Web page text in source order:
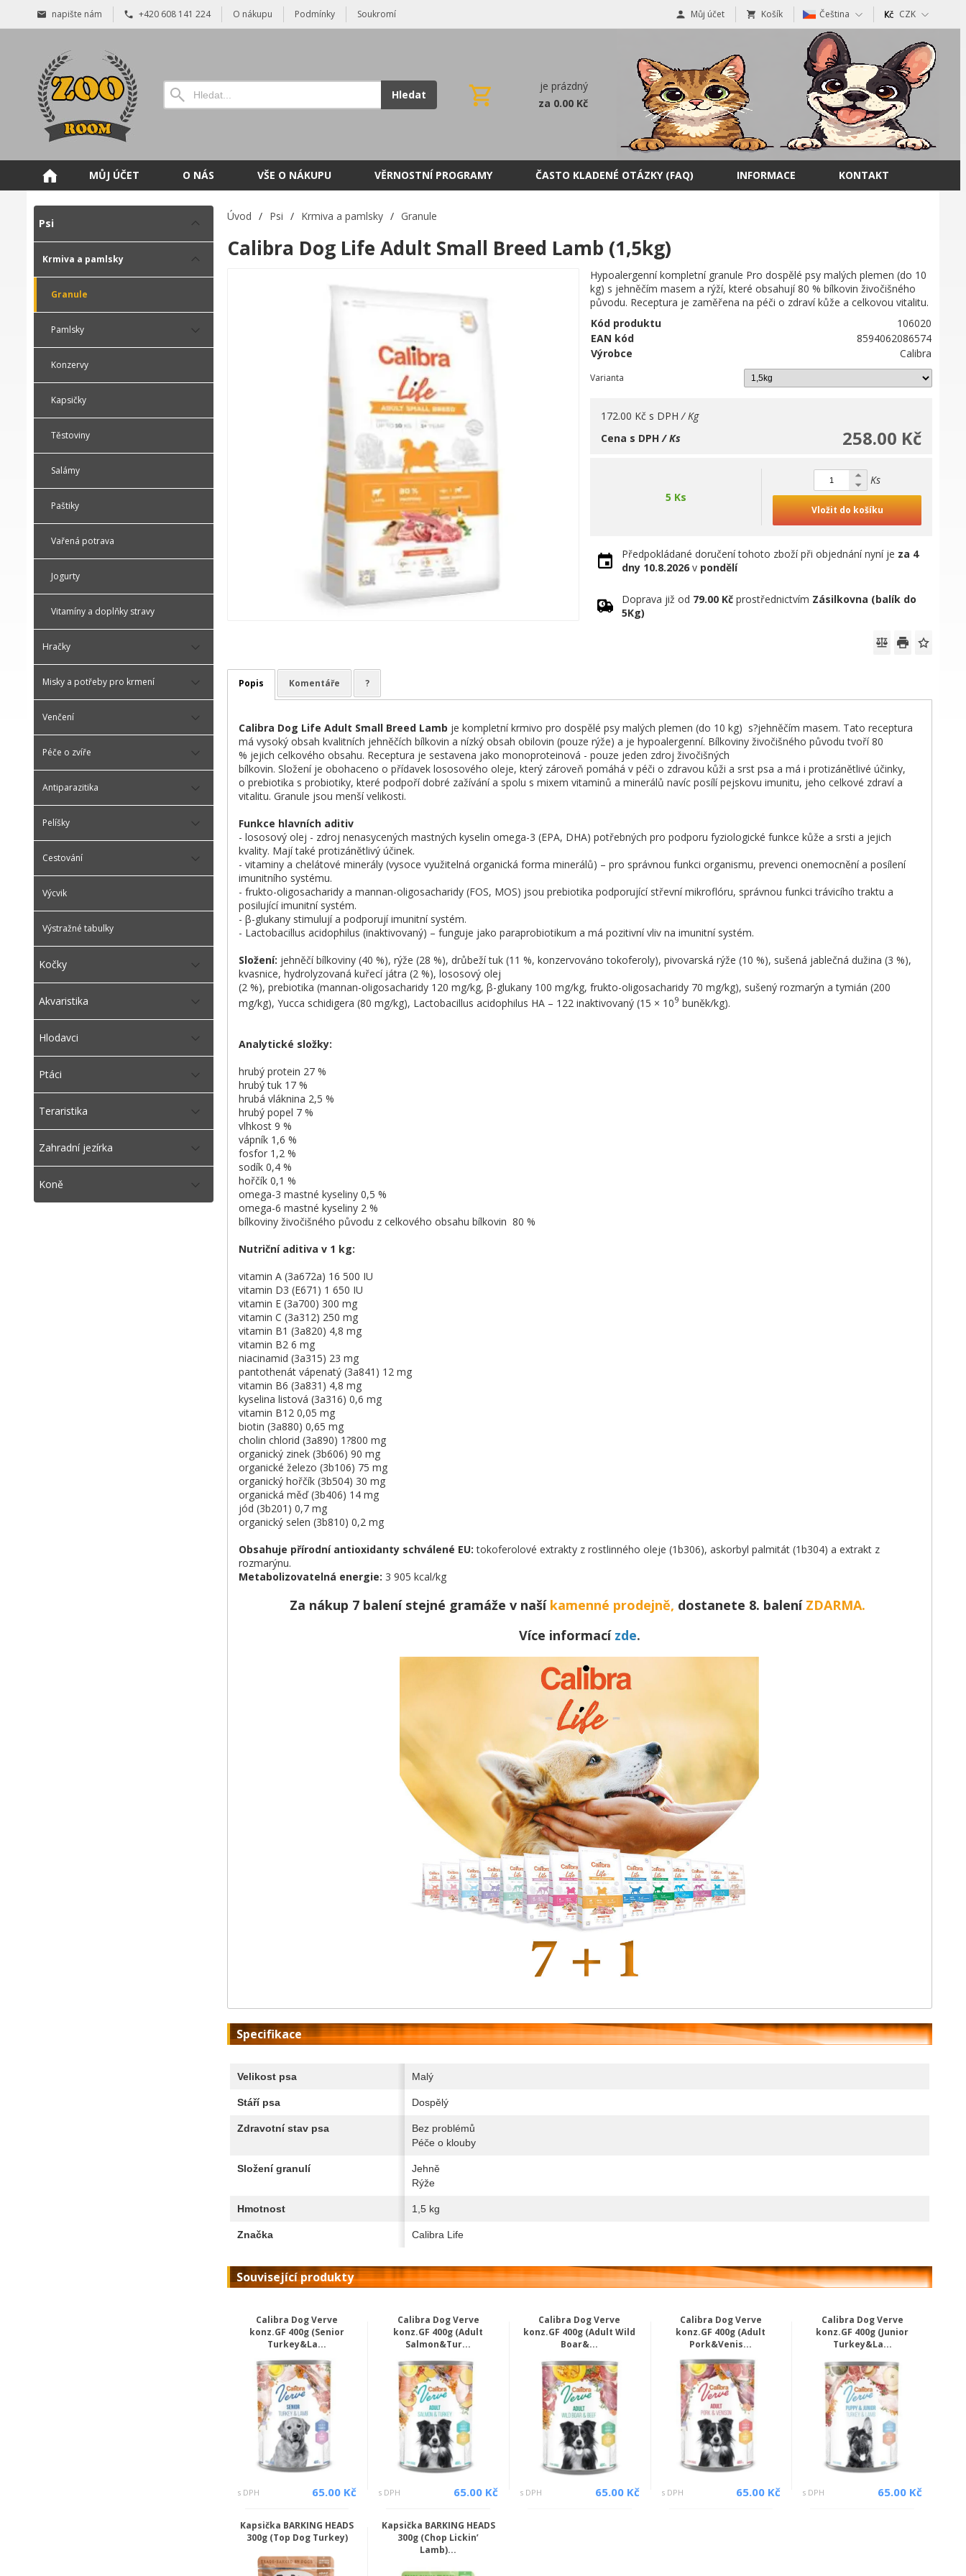
napište nám +420 608 141 224 O nákupu Podmínky Soukromí Můj účet Košík Čeština CZK
Hledat
je prázdný
za 0.00 Kč
MŮJ ÚČET O NÁS VŠE O NÁKUPU VĚRNOSTNÍ PROGRAMY ČASTO KLADENÉ OTÁZKY (FAQ) INFORMACE KONTAKT
Psi
Krmiva a pamlsky
Granule
Pamlsky
Konzervy
Kapsičky
Těstoviny
Salámy
Paštiky
Vařená potrava
Jogurty
Vitamíny a doplňky stravy
Hračky
Misky a potřeby pro krmení
Venčení
Péče o zvíře
Antiparazitika
Pelíšky
Cestování
Výcvik
Výstražné tabulky
Kočky
Akvaristika
Hlodavci
Ptáci
Teraristika
Zahradní jezírka
Koně
Úvod / Psi / Krmiva a pamlsky / Granule
Calibra Dog Life Adult Small Breed Lamb (1,5kg)
Hypoalergenní kompletní granule Pro dospělé psy malých plemen (do 10
kg) s jehněčím masem a rýží, které obsahují 80 % bílkovin živočišného
původu. Receptura je zaměřena na péči o zdraví kůže a celkovou vitalitu.
Kód produktu
106020
EAN kód
8594062086574
Výrobce
Calibra
Varianta
172.00 Kč s DPH / Kg
258.00 Kč
Cena s DPH/ Ks
5 Ks
Ks
Vložit do košíku
Předpokládané doručení tohoto zboží při objednání nyní je za 4
dny 10.8.2026 v pondělí
Doprava již od 79.00 Kč prostřednictvím Zásilkovna (balík do
5Kg)
Popis Komentáře ?
Calibra Dog Life Adult Small Breed Lamb je kompletní krmivo pro dospělé psy malých plemen (do 10 kg) s?jehněčím masem. Tato receptura
má vysoký obsah kvalitních jehněčích bílkovin a nízký obsah obilovin (pouze rýže) a je hypoalergenní. Bílkoviny živočišného původu tvoří 80
% jejich celkového obsahu. Receptura je sestavena jako monoproteinová - pouze jeden zdroj živočišných
bílkovin. Složení je obohaceno o přídavek lososového oleje, který zároveň pomáhá v péči o zdravou kůži a srst psa a má i protizánětlivé účinky,
o prebiotika s probiotiky, které podpoří dobré zažívání a spolu s mixem vitaminů a minerálů navíc posílí pejskovu imunitu, jeho celkové zdraví a
vitalitu. Granule jsou menší velikosti.
Funkce hlavních aditiv
- lososový olej - zdroj nenasycených mastných kyselin omega-3 (EPA, DHA) potřebných pro podporu fyziologické funkce kůže a srsti a jejich
kvality. Mají také protizánětlivý účinek.
- vitaminy a chelátové minerály (vysoce využitelná organická forma minerálů) – pro správnou funkci organismu, prevenci onemocnění a posílení
imunitního systému.
- frukto-oligosacharidy a mannan-oligosacharidy (FOS, MOS) jsou prebiotika podporující střevní mikroflóru, správnou funkci trávicího traktu a
posilující imunitní systém.
- β-glukany stimulují a podporují imunitní systém.
- Lactobacillus acidophilus (inaktivovaný) – funguje jako paraprobiotikum a má pozitivní vliv na imunitní systém.
Složení: jehněčí bílkoviny (40 %), rýže (28 %), drůbeží tuk (11 %, konzervováno tokoferoly), pivovarská rýže (10 %), sušená jablečná dužina (3 %),
kvasnice, hydrolyzovaná kuřecí játra (2 %), lososový olej
(2 %), prebiotika (mannan-oligosacharidy 120 mg/kg, β-glukany 100 mg/kg, frukto-oligosacharidy 70 mg/kg), sušený rozmarýn a tymián (200
mg/kg), Yucca schidigera (80 mg/kg), Lactobacillus acidophilus HA – 122 inaktivovaný (15 × 109 buněk/kg).
Analytické složky:
hrubý protein 27 %
hrubý tuk 17 %
hrubá vláknina 2,5 %
hrubý popel 7 %
vlhkost 9 %
vápník 1,6 %
fosfor 1,2 %
sodík 0,4 %
hořčík 0,1 %
omega-3 mastné kyseliny 0,5 %
omega-6 mastné kyseliny 2 %
bílkoviny živočišného původu z celkového obsahu bílkovin 80 %
Nutriční aditiva v 1 kg:
vitamin A (3a672a) 16 500 IU
vitamin D3 (E671) 1 650 IU
vitamin E (3a700) 300 mg
vitamin C (3a312) 250 mg
vitamin B1 (3a820) 4,8 mg
vitamin B2 6 mg
niacinamid (3a315) 23 mg
pantothenát vápenatý (3a841) 12 mg
vitamin B6 (3a831) 4,8 mg
kyselina listová (3a316) 0,6 mg
vitamin B12 0,05 mg
biotin (3a880) 0,65 mg
cholin chlorid (3a890) 1?800 mg
organický zinek (3b606) 90 mg
organické železo (3b106) 75 mg
organický hořčík (3b504) 30 mg
organická měď (3b406) 14 mg
jód (3b201) 0,7 mg
organický selen (3b810) 0,2 mg
Obsahuje přírodní antioxidanty schválené EU: tokoferolové extrakty z rostlinného oleje (1b306), askorbyl palmitát (1b304) a extrakt z
rozmarýnu.
Metabolizovatelná energie: 3 905 kcal/kg
Za nákup 7 balení stejné gramáže v naší kamenné prodejně, dostanete 8. baleníZDARMA.
Více informací zde.
Specifikace
Velikost psa Malý
Stáří psa Dospělý
Zdravotní stav psa
Bez problémů
Péče o klouby
Složení granulí
Jehně
Rýže
Hmotnost 1,5 kg
Značka Calibra Life
Související produkty
Calibra Dog Verve
konz.GF 400g (Senior
Turkey&La...
s DPH 65.00 Kč
Calibra Dog Verve
konz.GF 400g (Adult
Salmon&Tur...
s DPH 65.00 Kč
Calibra Dog Verve
konz.GF 400g (Adult Wild
Boar&...
s DPH 65.00 Kč
Calibra Dog Verve
konz.GF 400g (Adult
Pork&Venis...
s DPH 65.00 Kč
Calibra Dog Verve
konz.GF 400g (Junior
Turkey&La...
s DPH 65.00 Kč
Kapsička BARKING HEADS
300g (Top Dog Turkey)
Kapsička BARKING HEADS
300g (Chop Lickin’
Lamb)...